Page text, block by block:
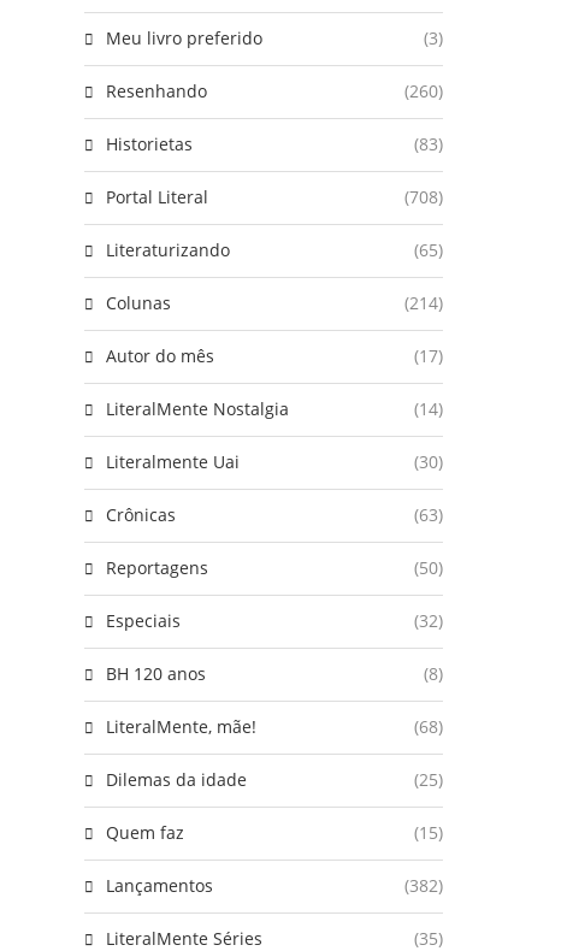
Meu livro preferido (3)
Resenhando (260)
Historietas (83)
Portal Literal (708)
Literaturizando (65)
Colunas (214)
Autor do mês (17)
LiteralMente Nostalgia (14)
Literalmente Uai (30)
Crônicas (63)
Reportagens (50)
Especiais (32)
BH 120 anos (8)
LiteralMente, mãe! (68)
Dilemas da idade (25)
Quem faz (15)
Lançamentos (382)
LiteralMente Séries (35)